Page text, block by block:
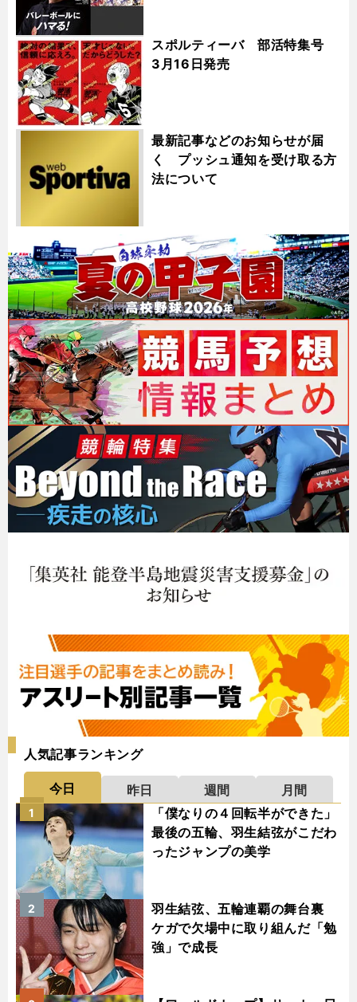
スポルティーバ 部活特集号
3月16日発売
最新記事などのお知らせが届
く プッシュ通知を受け取る方
法について
人気記事ランキング
今日 昨日 週間
月間
「僕なりの４回転半ができた」
最後の五輪、羽生結弦がこだわ
ったジャンプの美学
1
羽生結弦、五輪連覇の舞台裏
ケガで欠場中に取り組んだ「勉
強」で成長
2